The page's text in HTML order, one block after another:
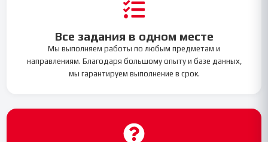
Все задания в одном месте
Мы выполняем работы по любым предметам и
направлениям. Благодаря большому опыту и базе данных,
мы гарантируем выполнение в срок.